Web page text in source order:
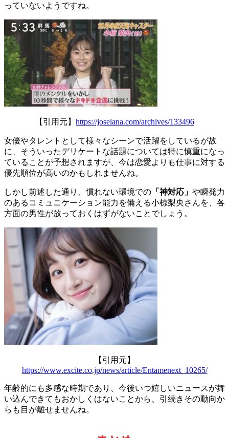
っていないようですね。
【引用元】 https://joseiana.com/archives/133496
女優やタレントとして様々なシーンで活躍をしているが故
に、そういったデリケートな話題については特に慎重になっ
ていることが予想されますが、今は恋愛よりも仕事に対する
優先順位が高いのかもしれませんね。
しかし前述した通り、慣れない環境での 「神対応」 や瞬発力
のあるコミュニケーション能力を備える小椋梨央さんを、 各
方面の男性が放っておくはずがないことでしょう。
【引用元】
https://www.excite.co.jp/news/article/Entamenext_10265/
年齢的にも多感な時期であり、今後いつ嬉しいニュースが舞
い込んできてもおかしくはないことから、引続きその動向か
らも目が離せませんね。